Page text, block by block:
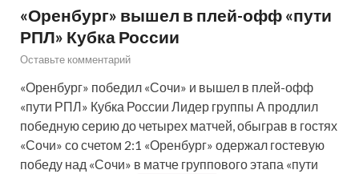
«Оренбург» вышел в плей-офф «пути
РПЛ» Кубка России
Оставьте комментарий
«Оренбург» победил «Сочи» и вышел в плей-офф
«пути РПЛ» Кубка России Лидер группы А продлил
победную серию до четырех матчей, обыграв в гостях
«Сочи» со счетом 2:1 «Оренбург» одержал гостевую
победу над «Сочи» в матче группового этапа «пути